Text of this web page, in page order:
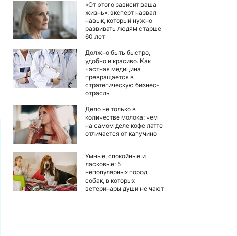
«От этого зависит ваша
жизнь»: эксперт назвал
навык, который нужно
развивать людям старше
60 лет
Должно быть быстро,
удобно и красиво. Как
частная медицина
превращается в
стратегическую бизнес-
отрасль
Дело не только в
количестве молока: чем
на самом деле кофе латте
отличается от капучино
Умные, спокойные и
ласковые: 5
непопулярных пород
собак, в которых
ветеринары души не чают